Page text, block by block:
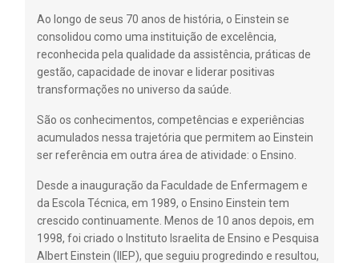
Ao longo de seus 70 anos de história, o Einstein se
consolidou como uma instituição de excelência,
reconhecida pela qualidade da assistência, práticas de
gestão, capacidade de inovar e liderar positivas
transformações no universo da saúde.
São os conhecimentos, competências e experiências
acumulados nessa trajetória que permitem ao Einstein
ser referência em outra área de atividade: o Ensino.
Desde a inauguração da Faculdade de Enfermagem e
da Escola Técnica, em 1989, o Ensino Einstein tem
crescido continuamente. Menos de 10 anos depois, em
1998, foi criado o Instituto Israelita de Ensino e Pesquisa
Albert Einstein (IIEP), que seguiu progredindo e resultou,